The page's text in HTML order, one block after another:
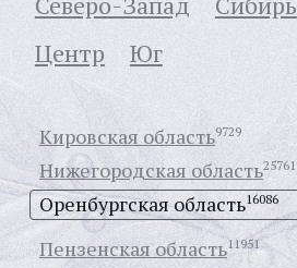
Центр
Юг
Кировская область9729
Нижегородская область25761
Оренбургская область16086
Пензенская область11951